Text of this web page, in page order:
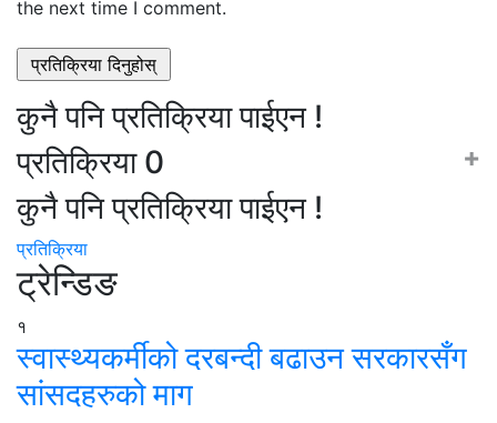
the next time I comment.
कुनै पनि प्रतिक्रिया पाईएन !
+
प्रतिक्रिया 0
कुनै पनि प्रतिक्रिया पाईएन !
प्रतिक्रिया
ट्रेन्डिङ
१
स्वास्थ्यकर्मीको दरबन्दी बढाउन सरकारसँग
सांसदहरुको माग